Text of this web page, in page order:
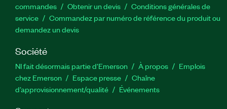
commandes
Obtenir un devis
Conditions générales de
service
Commandez par numéro de référence du produit ou
demandez un devis
Société
NI fait désormais partie d'Emerson À propos
Emplois
chez Emerson
Espace presse
Chaîne
d’approvisionnement/qualité
Événements